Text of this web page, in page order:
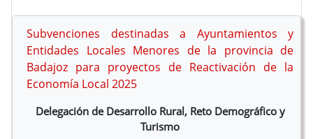
Subvenciones destinadas a Ayuntamientos y
Entidades Locales Menores de la provincia de
Badajoz para proyectos de Reactivación de la
Economía Local 2025
Delegación de Desarrollo Rural, Reto Demográfico y
Turismo